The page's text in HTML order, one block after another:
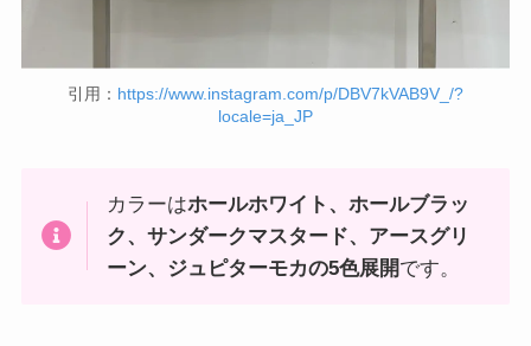
引用： https://www.instagram.com/p/DBV7kVAB9V_/?
locale=ja_JP
カラーはホールホワイト、ホールブラッ
ク、サンダークマスタード、アースグリ
ーン、ジュピターモカの5色展開です。